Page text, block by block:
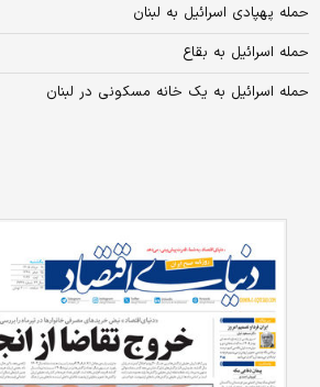
حمله پهپادی اسرائیل به لبنان
حمله اسرائیل به بقاع
حمله اسرائیل به یک خانه مسکونی در لبنان